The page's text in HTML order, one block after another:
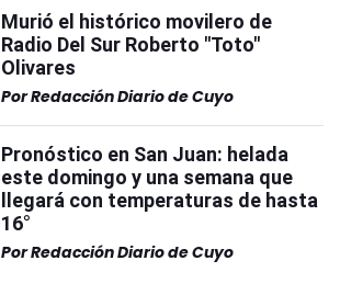
Murió el histórico movilero de
Radio Del Sur Roberto "Toto"
Olivares
PorRedacción Diario de Cuyo
Pronóstico en San Juan: helada
este domingo y una semana que
llegará con temperaturas de hasta
16°
PorRedacción Diario de Cuyo